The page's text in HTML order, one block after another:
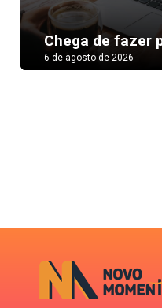
Chega de fazer
6 de agosto de 2026